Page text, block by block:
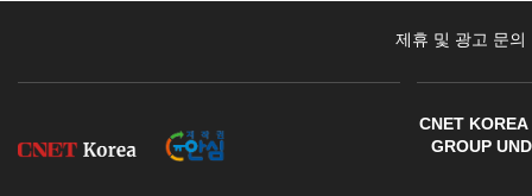
제휴 및 광고 문의
CNET
GROUP